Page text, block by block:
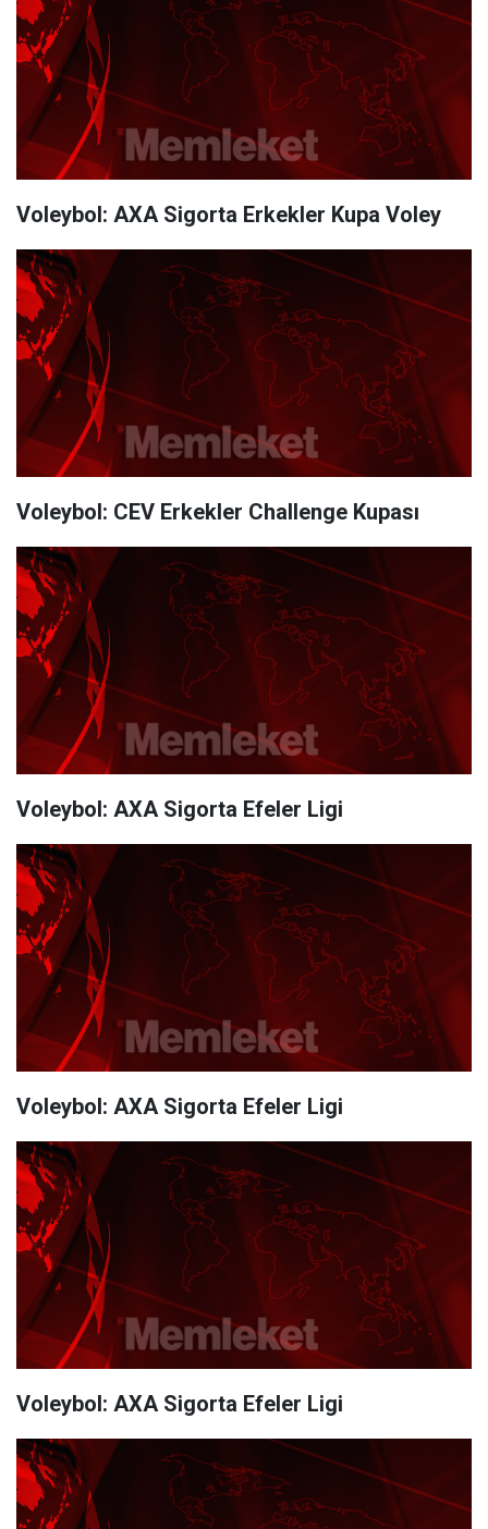
Voleybol: AXA Sigorta Erkekler Kupa Voley
Voleybol: CEV Erkekler Challenge Kupası
Voleybol: AXA Sigorta Efeler Ligi
Voleybol: AXA Sigorta Efeler Ligi
Voleybol: AXA Sigorta Efeler Ligi